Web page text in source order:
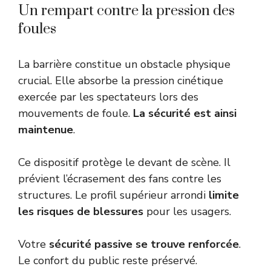
Un rempart contre la pression des
foules
La barrière constitue un obstacle physique
crucial. Elle absorbe la pression cinétique
exercée par les spectateurs lors des
mouvements de foule. La sécurité est ainsi
maintenue.
Ce dispositif protège le devant de scène. Il
prévient l’écrasement des fans contre les
structures. Le profil supérieur arrondi limite
les risques de blessures pour les usagers.
Votre sécurité passive se trouve renforcée.
Le confort du public reste préservé.